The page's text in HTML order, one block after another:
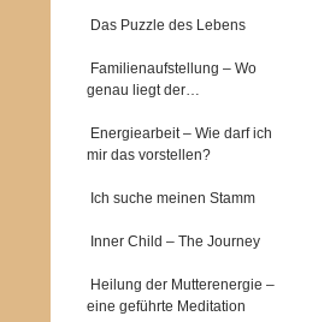
Das Puzzle des Lebens
Familienaufstellung – Wo
genau liegt der…
Energiearbeit – Wie darf ich
mir das vorstellen?
Ich suche meinen Stamm
Inner Child – The Journey
Heilung der Mutterenergie –
eine geführte Meditation